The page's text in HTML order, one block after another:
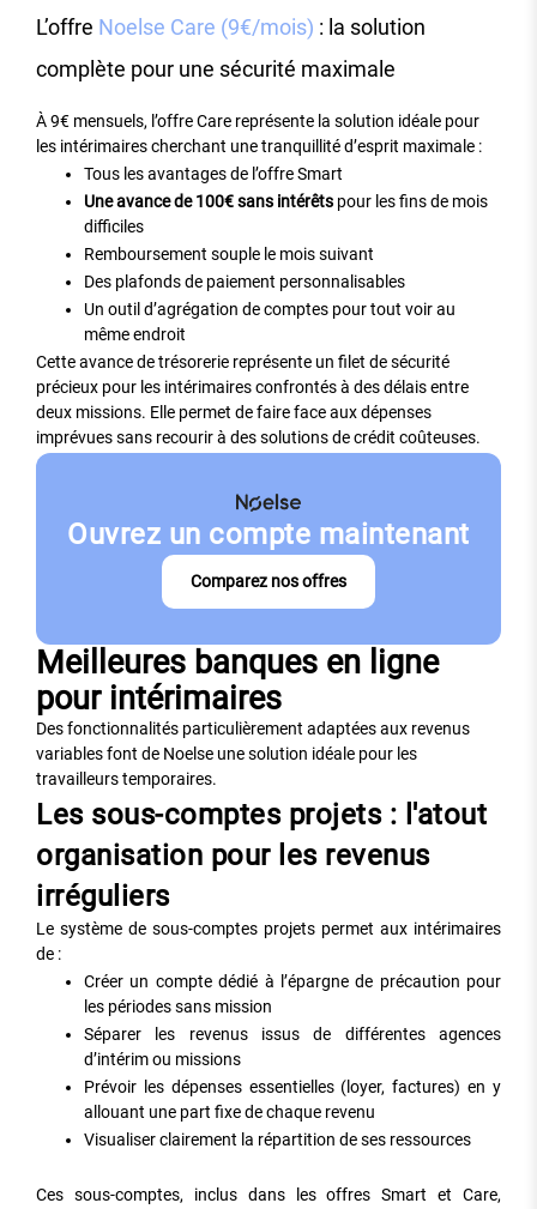
L’offre Noelse Care (9€/mois) : la solution
complète pour une sécurité maximale
À 9€ mensuels, l’offre Care représente la solution idéale pour
les intérimaires cherchant une tranquillité d’esprit maximale :
Tous les avantages de l’offre Smart
Une avance de 100€ sans intérêts pour les fins de mois
difficiles
Remboursement souple le mois suivant
Des plafonds de paiement personnalisables
Un outil d’agrégation de comptes pour tout voir au
même endroit
Cette avance de trésorerie représente un filet de sécurité
précieux pour les intérimaires confrontés à des délais entre
deux missions. Elle permet de faire face aux dépenses
imprévues sans recourir à des solutions de crédit coûteuses.
Ouvrez un compte maintenant
Comparez nos offres
Meilleures banques en ligne
pour intérimaires
Des fonctionnalités particulièrement adaptées aux revenus
variables font de Noelse une solution idéale pour les
travailleurs temporaires.
Les sous-comptes projets : l'atout
organisation pour les revenus
irréguliers
Le système de sous-comptes projets permet aux intérimaires
de :
Créer un compte dédié à l’épargne de précaution pour
les périodes sans mission
Séparer les revenus issus de différentes agences
d’intérim ou missions
Prévoir les dépenses essentielles (loyer, factures) en y
allouant une part fixe de chaque revenu
Visualiser clairement la répartition de ses ressources
Ces sous-comptes, inclus dans les offres Smart et Care,